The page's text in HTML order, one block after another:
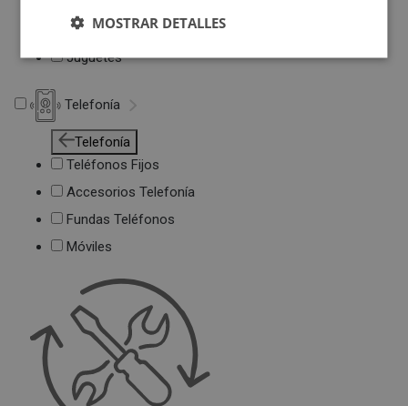
Deportivas
Juguetes
Telefonía
Telefonía
Teléfonos Fijos
Accesorios Telefonía
Fundas Teléfonos
Móviles
MOSTRAR DETALLES